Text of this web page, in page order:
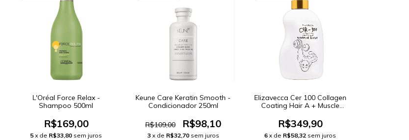
L'Oréal Force Relax -
Shampoo 500ml
R$169,00
5 x de R$33,80 sem juros
Keune Care Keratin Smooth -
Condicionador 250ml
R$109,00 R$98,10
3 x de R$32,70 sem juros
Elizavecca Cer 100 Collagen
Coating Hair A + Muscle
Condicionador 500ml
R$349,90
6 x de R$58,32 sem juros